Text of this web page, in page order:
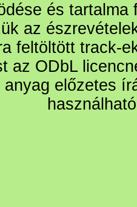
és
az
feltöltött track-
az ODbL
anyag előzetes